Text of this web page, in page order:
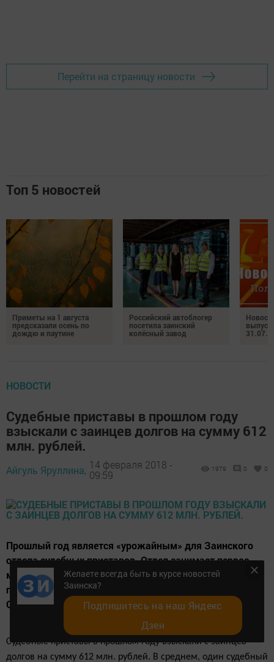
Перейти на страницу новости
Топ 5 новостей
Приметы на 1 августа
предсказали осень по
дождю и паутине
Российский автоблогер
посетила заинский
колёсный завод
НОВОСТИ
Судебные приставы в прошлом году
взыскали с заинцев долгов на сумму 612
млн. рублей.
Айгуль Яруллина, 14 февраля 2018 -
09:59
1979 0 0
Прошлый год является «урожайным» для Заинского
отдела судебных приставов. Отдел занимает первое
место в Татарстане по выполнению плановых
показателей и второе место по взысканным суммам.
Об этом рассказал начальник отдела Игорь Будрин.
Судебные приставы в прошлом году взыскали с заинцев
долгов на сумму 612 млн. рублей. В среднем, один судебный
Желаете всегда быть в курсе новостей
Заинска?
Подпишитесь на наш Яндекс
Дзен